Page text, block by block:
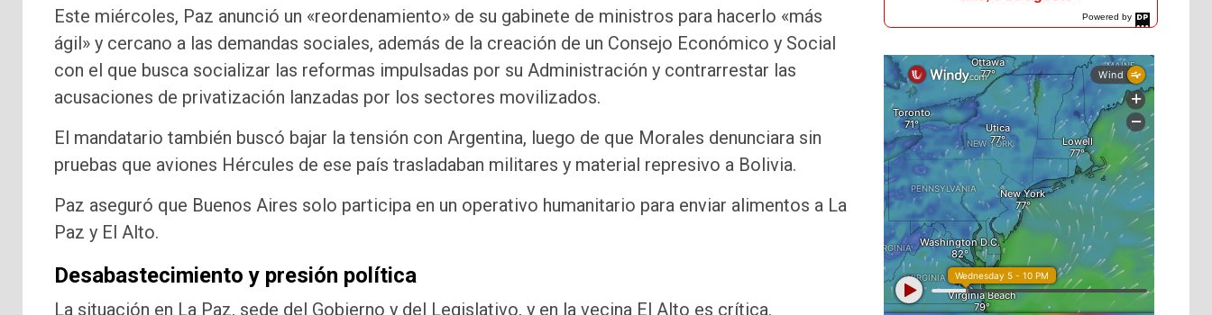
Este miércoles, Paz anunció un «reordenamiento» de su gabinete de ministros para hacerlo «más
ágil» y cercano a las demandas sociales, además de la creación de un Consejo Económico y Social
con el que busca socializar las reformas impulsadas por su Administración y contrarrestar las
acusaciones de privatización lanzadas por los sectores movilizados.
El mandatario también buscó bajar la tensión con Argentina, luego de que Morales denunciara sin
pruebas que aviones Hércules de ese país trasladaban militares y material represivo a Bolivia.
Paz aseguró que Buenos Aires solo participa en un operativo humanitario para enviar alimentos a La
Paz y El Alto.
Desabastecimiento y presión política
La situación en La Paz, sede del Gobierno y del Legislativo, y en la vecina El Alto es crítica.
Powered by
DaysPedia.com